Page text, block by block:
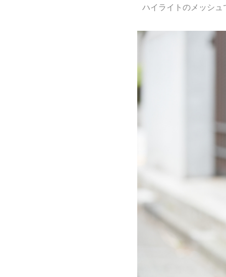
ハイライトのメッシュ